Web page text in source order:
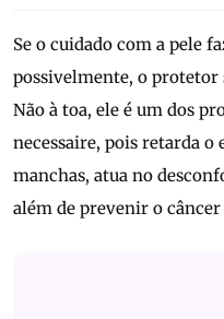
Se o cuidado com a pele
possivelmente, o protetor
Não à toa, ele é um dos
necessaire, pois retarda
manchas, atua no
além de prevenir o câncer